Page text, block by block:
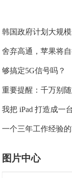
韩国政府计划大规
舍弃高通，苹果将
够搞定5G信号吗？
重要提醒：千万别
我把 iPad 打造成一
一个三年工作经验
图片中心